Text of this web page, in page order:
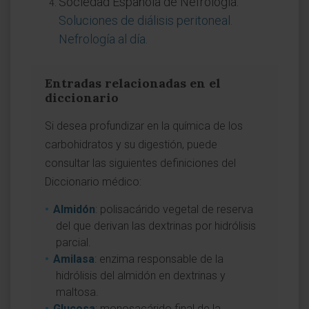
Soluciones de diálisis peritoneal.
Nefrología al día
Entradas relacionadas en el
diccionario
Si desea profundizar en la química de los
carbohidratos y su digestión, puede
consultar las siguientes definiciones del
Diccionario médico:
Almidón: polisacárido vegetal de reserva
del que derivan las dextrinas por hidrólisis
parcial.
Amilasa: enzima responsable de la
hidrólisis del almidón en dextrinas y
maltosa.